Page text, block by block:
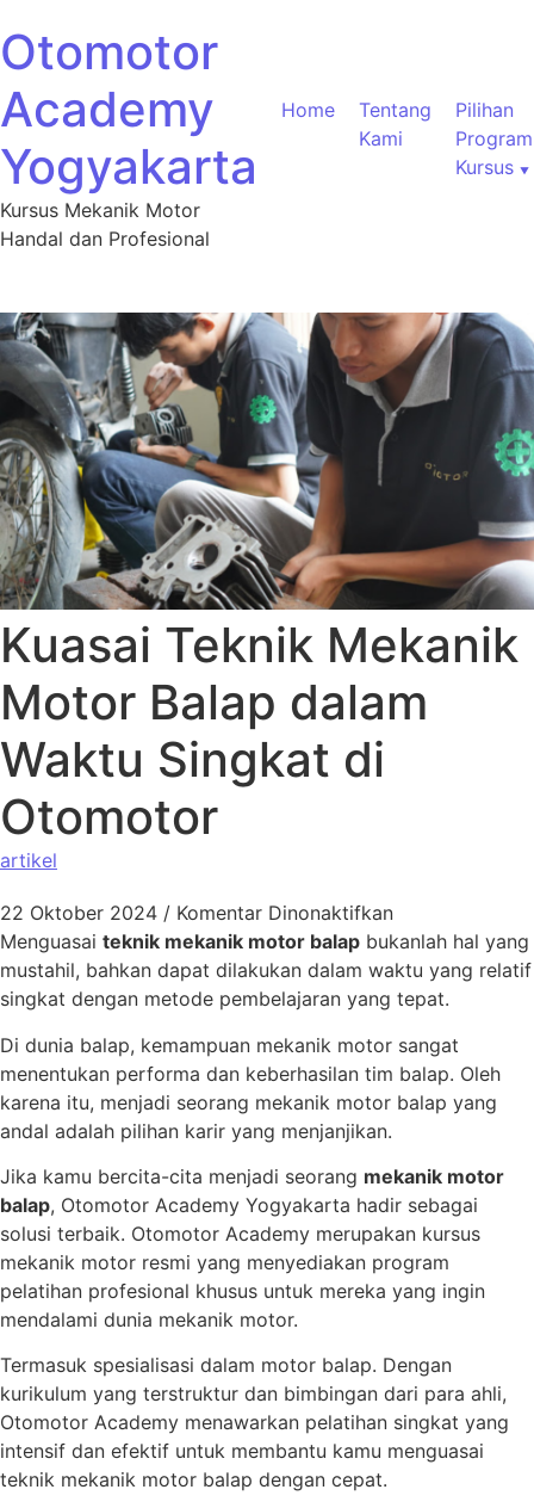
Otomotor
Academy
Yogyakarta
Kursus Mekanik Motor
Handal dan Profesional
Home
Tentang
Kami
Pilihan
Program
Kursus
Kuasai Teknik Mekanik
Motor Balap dalam
Waktu Singkat di
Otomotor
artikel
22 Oktober 2024 / Komentar Dinonaktifkan
Menguasai teknik mekanik motor balap bukanlah hal yang
mustahil, bahkan dapat dilakukan dalam waktu yang relatif
singkat dengan metode pembelajaran yang tepat.
Di dunia balap, kemampuan mekanik motor sangat
menentukan performa dan keberhasilan tim balap. Oleh
karena itu, menjadi seorang mekanik motor balap yang
andal adalah pilihan karir yang menjanjikan.
Jika kamu bercita-cita menjadi seorang mekanik motor
balap, Otomotor Academy Yogyakarta hadir sebagai
solusi terbaik. Otomotor Academy merupakan kursus
mekanik motor resmi yang menyediakan program
pelatihan profesional khusus untuk mereka yang ingin
mendalami dunia mekanik motor.
Termasuk spesialisasi dalam motor balap. Dengan
kurikulum yang terstruktur dan bimbingan dari para ahli,
Otomotor Academy menawarkan pelatihan singkat yang
intensif dan efektif untuk membantu kamu menguasai
teknik mekanik motor balap dengan cepat.